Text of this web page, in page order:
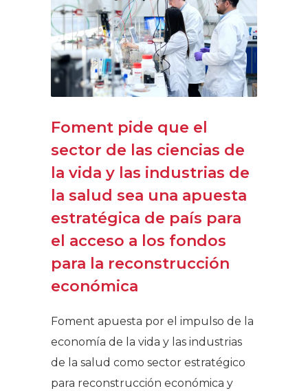
Foment pide que el
sector de las ciencias de
la vida y las industrias de
la salud sea una apuesta
estratégica de país para
el acceso a los fondos
para la reconstrucción
económica
Foment apuesta por el impulso de la
economía de la vida y las industrias
de la salud como sector estratégico
para reconstrucción económica y